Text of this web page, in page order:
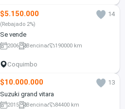
$5.150.000 14
(Rebajado 2%)
Se vende
2006 Bencina 190000 km
Coquimbo
$10.000.000
13
Suzuki grand vitara
2015 Bencina 84400 km